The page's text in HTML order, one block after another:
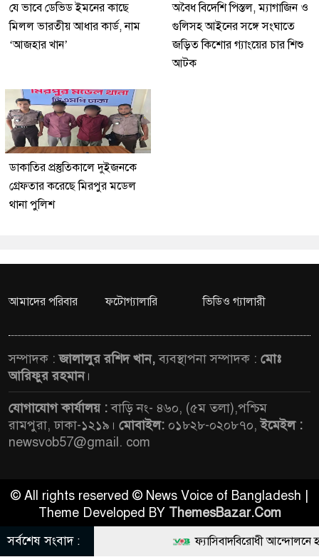
যে ভাবে ডেভিড ইমনের কাছে
মিলল ভারতীয় আধার কার্ড, নাম
‘আজহার খান’
অবৈধ বিদেশি পিস্তল, ম্যাগাজিন ও
গুলিসহ আইনের সঙ্গে সংঘাতে
জড়িত কিশোর গ্যাংয়ের চার শিশু
আটক
ডাকাতির প্রস্তুতিকালে দুইজনকে
গ্রেফতার করেছে মিরপুর মডেল
থানা পুলিশ
আমাদের পরিবার ফটোগ্যালারি ভিডিও গ্যালারী
সম্পাদক :জালালুর রশিদ খান,ব্যবস্থাপনা সম্পাদক : মোঃ
আরিফুর রহমান।
যোগাযোগ কার্যালয় :বাড়ি নং- ৪৬০, (৫ম তলা),পশ্চিম
রামপুরা, ঢাকা-১২১৯। মোবাইল: ০১৮২৮-০২০৮৭০,ইমেইল :
newsvob57@gmail. com
© All rights reserved © News Voice of Bangladesh |
Theme Developed BY ThemesBazar.Com
সর্বশেষ সংবাদ : ফ্যাসিবাদবিরোধী আন্দোলনে